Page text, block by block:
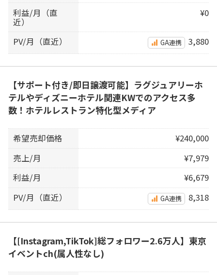
利益/月（直
近）
¥0
PV/月（直近） GA連携 3,880
【サポート付き/即日譲渡可能】ラグジュアリーホ
テルやディズニーホテル関連KWでのアクセス多
数！ホテルレストラン特化型メディア
希望売却価格
¥240,000
売上/月
¥7,979
利益/月
¥6,679
PV/月（直近）
GA連携 8,318
【[Instagram,TikTok]総フォロワー2.6万人】東京
イベントch(属人性なし)